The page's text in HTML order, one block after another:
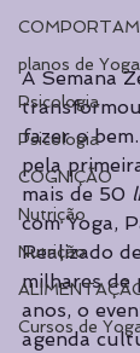
planos de Yoga
Psicologia
Psicologia
COGNIÇÃO
Nutrição
Nutrição
Cursos de
A Semana
fazer o
pela
mais de 50
com Yoga,
Realizado
milhares de
anos, o
agenda